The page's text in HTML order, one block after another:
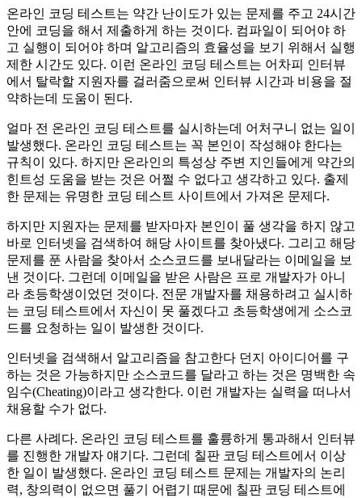
온라인 코딩 테스트는 약간 난이도가 있는 문제를 주고 24시간
안에 코딩을 해서 제출하게 하는 것이다. 컴파일이 되어야 하
고 실행이 되어야 하며 알고리즘의 효율성을 보기 위해서 실행
제한 시간도 있다. 이런 온라인 코딩 테스트는 어차피 인터뷰
에서 탈락할 지원자를 걸러줌으로써 인터뷰 시간과 비용을 절
약하는데 도움이 된다.
얼마 전 온라인 코딩 테스트를 실시하는데 어처구니 없는 일이
발생했다. 온라인 코딩 테스트는 꼭 본인이 작성해야 한다는
규칙이 있다. 하지만 온라인의 특성상 주변 지인들에게 약간의
힌트성 도움을 받는 것은 어쩔 수 없다고 생각하고 있다. 출제
한 문제는 유명한 코딩 테스트 사이트에서 가져온 문제다.
하지만 지원자는 문제를 받자마자 본인이 풀 생각을 하지 않고
바로 인터넷을 검색하여 해당 사이트를 찾아냈다. 그리고 해당
문제를 푼 사람을 찾아서 소스코드를 보내달라는 이메일을 보
낸 것이다. 그런데 이메일을 받은 사람은 프로 개발자가 아니
라 초등학생이었던 것이다. 전문 개발자를 채용하려고 실시하
는 코딩 테스트에서 자신이 못 풀겠다고 초등학생에게 소스코
드를 요청하는 일이 발생한 것이다.
인터넷을 검색해서 알고리즘을 참고한다 던지 아이디어를 구
하는 것은 가능하지만 소스코드를 달라고 하는 것은 명백한 속
임수(Cheating)이라고 생각한다. 이런 개발자는 실력을 떠나서
채용할 수가 없다.
다른 사례다. 온라인 코딩 테스트를 훌륭하게 통과해서 인터뷰
를 진행한 개발자 얘기다. 그런데 칠판 코딩 테스트에서 이상
한 일이 발생했다. 온라인 코딩 테스트 문제는 개발자의 논리
력, 창의력이 없으면 풀기 어렵기 때문에 칠판 코딩 테스트에